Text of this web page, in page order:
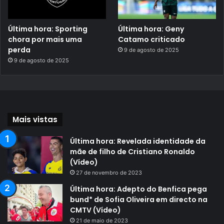
Última hora: Sporting
chora por mais uma
perda
9 de agosto de 2025
Última hora: Geny
Catamo criticado
9 de agosto de 2025
Mais vistas
Última hora: Revelada identidade da
mãe de filho de Cristiano Ronaldo
(Vídeo)
27 de novembro de 2023
Última hora: Adepto do Benfica pega
bund* de Sofia Oliveira em directo na
CMTV (Vídeo)
21 de maio de 2023